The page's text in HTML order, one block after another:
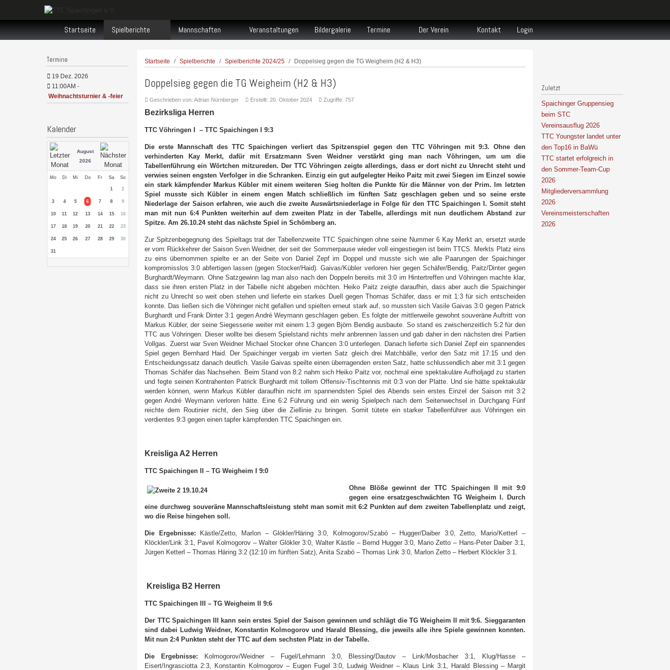
Startseite Spielberichte Mannschaften Veranstaltungen Bildergalerie Termine Der Verein Kontakt Login
Termine
19 Dez. 2026
11:00AM -
Weihnachtsturnier & -feier
Kalender
August
2026
Mo Di Mi Do Fr Sa So
1 2
3 4 5 6 7 8 9
10 11 12 13 14 15 16
17 18 19 20 21 22 23
24 25 26 27 28 29 30
31
Startseite Spielberichte Spielberichte 2024/25 Doppelsieg gegen die TG Weigheim (H2 & H3)
Doppelsieg gegen die TG Weigheim (H2 & H3)
Geschrieben von:Adrian Nürnberger Erstellt: 20. Oktober 2024 Zugriffe: 757
Bezirksliga Herren
TTC Vöhringen I – TTC Spaichingen I 9:3
Die erste Mannschaft des TTC Spaichingen verliert das Spitzenspiel gegen den TTC Vöhringen mit 9:3. Ohne den
verhinderten Kay Merkt, dafür mit Ersatzmann Sven Weidner verstärkt ging man nach Vöhringen, um um die
Tabellenführung ein Wörtchen mitzureden. Der TTC Vöhringen zeigte allerdings, dass er dort nicht zu Unrecht steht und
verwies seinen engsten Verfolger in die Schranken. Einzig ein gut aufgelegter Heiko Paitz mit zwei Siegen im Einzel sowie
ein stark kämpfender Markus Kübler mit einem weiteren Sieg holten die Punkte für die Männer von der Prim. Im letzten
Spiel musste sich Kübler in einem engen Match schließlich im fünften Satz geschlagen geben und so seine erste
Niederlage der Saison erfahren, wie auch die zweite Auswärtsniederlage in Folge für den TTC Spaichingen I. Somit steht
man mit nun 6:4 Punkten weiterhin auf dem zweiten Platz in der Tabelle, allerdings mit nun deutlichem Abstand zur
Spitze. Am 26.10.24 steht das nächste Spiel in Schömberg an.
Zur Spitzenbegegnung des Spieltags trat der Tabellenzweite TTC Spaichingen ohne seine Nummer 6 Kay Merkt an, ersetzt wurde
er vom Rückkehrer der Saison Sven Weidner, der seit der Sommerpause wieder voll eingestiegen ist beim TTCS. Merkts Platz eins
zu eins übernommen spielte er an der Seite von Daniel Zepf im Doppel und musste sich wie alle Paarungen der Spaichinger
kompromisslos 3:0 abfertigen lassen (gegen Stocker/Haid). Gaivas/Kübler verloren hier gegen Schäfer/Bendig, Paitz/Dinter gegen
Burghardt/Weymann. Ohne Satzgewinn lag man also nach den Doppeln bereits mit 3:0 im Hintertreffen und Vöhringen machte klar,
dass sie ihren ersten Platz in der Tabelle nicht abgeben möchten. Heiko Paitz zeigte daraufhin, dass aber auch die Spaichinger
nicht zu Unrecht so weit oben stehen und lieferte ein starkes Duell gegen Thomas Schäfer, dass er mit 1:3 für sich entscheiden
konnte. Das ließen sich die Vöhringer nicht gefallen und spielten erneut stark auf, so mussten sich Vasile Gaivas 3:0 gegen Patrick
Burghardt und Frank Dinter 3:1 gegen André Weymann geschlagen geben. Es folgte der mittlerweile gewohnt souveräne Auftritt von
Markus Kübler, der seine Siegesserie weiter mit einem 1:3 gegen Björn Bendig ausbaute. So stand es zwischenzeitlich 5:2 für den
TTC aus Vöhringen. Dieser wollte bei diesem Spielstand nichts mehr anbrennen lassen und gab daher in den nächsten drei Partien
Vollgas. Zuerst war Sven Weidner Michael Stocker ohne Chancen 3:0 unterlegen. Danach lieferte sich Daniel Zepf ein spannendes
Spiel gegen Bernhard Haid. Der Spaichinger vergab im vierten Satz gleich drei Matchbälle, verlor den Satz mit 17:15 und den
Entscheidungssatz danach deutlich. Vasile Gaivas speilte einen überragenden ersten Satz, hatte schlussendlich aber mit 3:1 gegen
Thomas Schäfer das Nachsehen. Beim Stand von 8:2 nahm sich Heiko Paitz vor, nochmal eine spektakuläre Aufholjagd zu starten
und fegte seinen Kontrahenten Patrick Burghardt mit tollem Offensiv-Tischtennis mit 0:3 von der Platte. Und sie hätte spektakulär
werden können, wenn Markus Kübler daraufhin nicht im spannendsten Spiel des Abends sein erstes Einzel der Saison mit 3:2
gegen André Weymann verloren hätte. Eine 6:2 Führung und ein wenig Spielpech nach dem Seitenwechsel in Durchgang Fünf
reichte dem Routinier nicht, den Sieg über die Ziellinie zu bringen. Somit tütete ein starker Tabellenführer aus Vöhringen ein
verdientes 9:3 gegen einen tapfer kämpfenden TTC Spaichingen ein.
Kreisliga A2 Herren
TTC Spaichingen II – TG Weigheim I 9:0
Ohne Blöße gewinnt der TTC Spaichingen II mit 9:0
gegen eine ersatzgeschwächten TG Weigheim I. Durch
eine durchweg souveräne Mannschaftsleistung steht man somit mit 6:2 Punkten auf dem zweiten Tabellenplatz und zeigt,
wo die Reise hingehen soll.
Die Ergebnisse:
Kästle/Zetto, Marlon – Glökler/Häring 3:0, Kolmogorov/Szabó – Hugger/Daiber 3:0, Zetto, Mario/Ketterl –
Klöckler/Link 3:1, Pavel Kolmogorov – Walter Glökler 3:0, Walter Kästle – Bernd Hugger 3:0, Mario Zetto – Hans-Peter Daiber 3:1,
Jürgen Ketterl – Thomas Häring 3:2 (12:10 im fünften Satz), Anita Szabó – Thomas Link 3:0, Marlon Zetto – Herbert Klöckler 3:1.
Kreisliga B2 Herren
TTC Spaichingen III – TG Weigheim II 9:6
Der TTC Spaichingen III kann sein erstes Spiel der Saison gewinnen und schlägt die TG Weigheim II mit 9:6. Sieggaranten
sind dabei Ludwig Weidner, Konstantin Kolmogorov und Harald Blessing, die jeweils alle ihre Spiele gewinnen konnten.
Mit nun 2:4 Punkten steht der TTC auf dem sechsten Platz in der Tabelle.
Die Ergebnisse: Kolmogorov/Weidner – Fugel/Lehmann 3:0, Blessing/Dautov – Link/Mosbacher 3:1, Klug/Hasse –
Eisert/Ingrasciotta 2:3, Konstantin Kolmogorov – Eugen Fugel 3:0, Ludwig Weidner – Klaus Link 3:1, Harald Blessing – Margit
Zuletzt
Spaichinger Gruppensieg
beim STC
Vereinsausflug 2026
TTC Youngster landet unter
den Top16 in BaWü
TTC startet erfolgreich in
den Sommer-Team-Cup
2026
Mitgliederversammlung
2026
Vereinsmeisterschaften
2026